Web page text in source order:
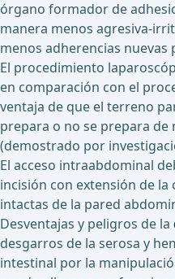
órgano formador de
manera menos agresiva-
menos adherencias
El procedimiento
en comparación con el
ventaja de que el terreno
prepara o no se prepara
(demostrado por
El acceso intraabdominal
incisión con extensión de
intactas de la pared
Desventajas y peligros de la
desgarros de la serosa y
intestinal por la